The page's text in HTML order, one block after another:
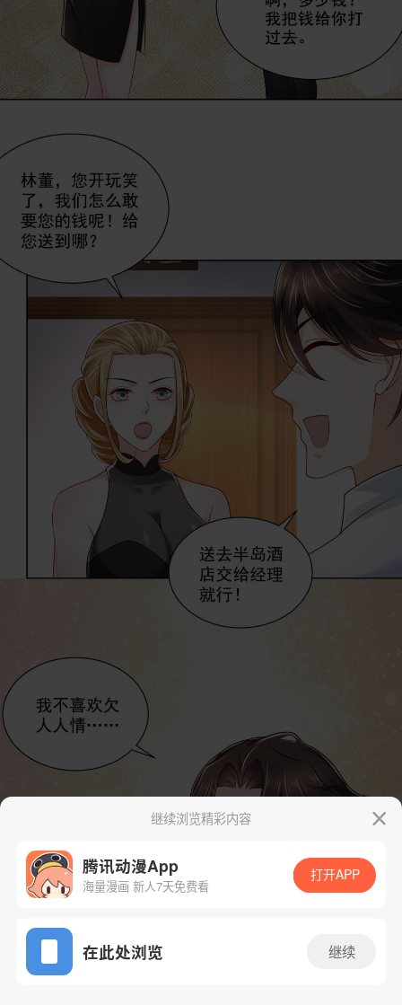
App免费看
继续浏览精彩内容
腾讯动漫App
海量漫画 新人7天免费看
打开APP
在此处浏览 继续